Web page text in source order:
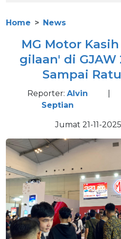
Home News
MG Motor
gilaan' di GJAW
Sampai
Reporter: Alvin
Septian
Jumat 21-11-